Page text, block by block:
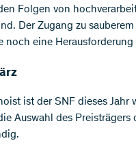
Folgen von
Der Zugang zu
eine
ist der SNF dieses Jahr
Auswahl des Preisträgers